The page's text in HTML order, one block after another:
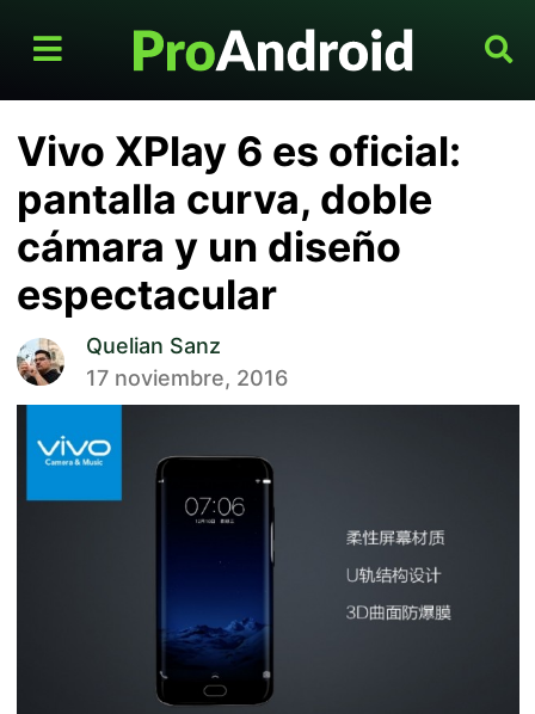
Vivo XPlay 6 es oficial:
pantalla curva, doble
cámara y un diseño
espectacular
Quelian Sanz
17 noviembre, 2016